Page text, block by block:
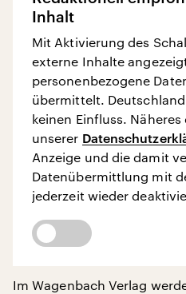
Inhalt
Mit Aktivierung des
externe Inhalte
personenbezogene
übermittelt.
keinen Einfluss. Näheres
unserer
Anzeige und die damit
Datenübermittlung mit
jederzeit wieder
Im Wagenbach Verlag